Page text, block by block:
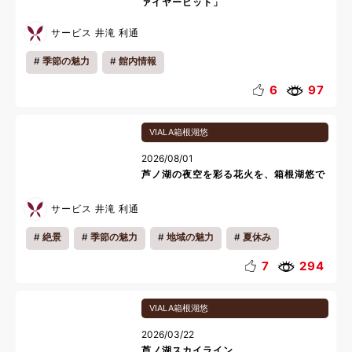
サービス 井滝 利通
季節の魅力 館内情報
6 97
VIALA箱根湖悠
2026/08/01
芦ノ湖の夜空を彩る花火を、箱根湖悠で
サービス 井滝 利通
絶景 季節の魅力 地域の魅力 夏休み
7 294
VIALA箱根湖悠
2026/03/22